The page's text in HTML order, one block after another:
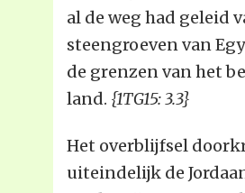
al de weg had geleid
steengroeven van
de grenzen van het
land. {1TG15: 3.3}
Het overblijfsel
uiteindelijk de